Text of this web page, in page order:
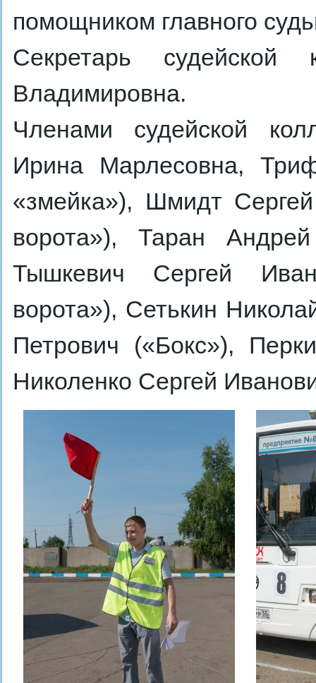
помощником главного
Секретарь
Владимировна.
Членами судейской
Ирина Марлесовна,
«змейка»), Шмидт
ворота»), Таран
Тышкевич Сергей
ворота»), Сетькин
Петрович («Бокс»),
Николенко Сергей